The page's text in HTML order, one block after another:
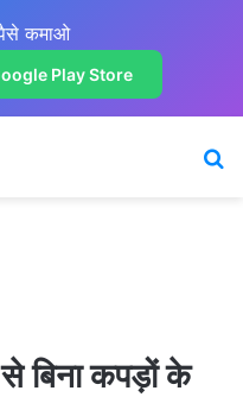
कमाओ
Play Store
बिना कपड़ों के